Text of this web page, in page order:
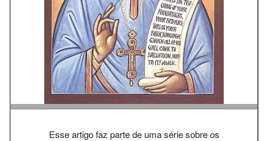
Esse artigo faz parte de uma série sobre os